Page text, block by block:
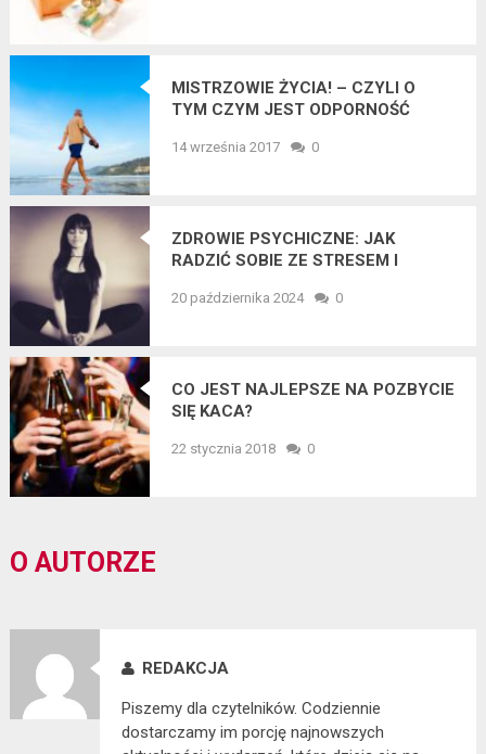
MISTRZOWIE ŻYCIA! – CZYLI O
TYM CZYM JEST ODPORNOŚĆ
ŻYCIU
14 września 2017 0
ZDROWIE PSYCHICZNE: JAK
RADZIĆ SOBIE ZE STRESEM I
20 października 2024 0
CO JEST NAJLEPSZE NA POZBYCIE
SIĘ KACA?
22 stycznia 2018 0
O AUTORZE
REDAKCJA
Piszemy dla czytelników. Codziennie
dostarczamy im porcję najnowszych